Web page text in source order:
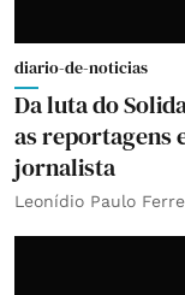
diario-de-noticias
Da luta do
as reportagens
jornalista
Leonídio Paulo